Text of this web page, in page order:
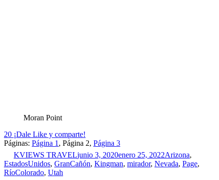
Moran Point
20 ¡Dale Like y comparte!
Páginas: Página 1 , Página 2, Página 3
KVIEWS TRAVELjunio 3, 2020enero 25, 2022Arizona,
EstadosUnidos, GranCañón, Kingman, mirador, Nevada, Page,
RíoColorado, Utah